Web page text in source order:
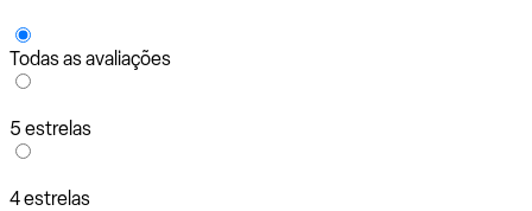
Todas as avaliações
5 estrelas
4 estrelas